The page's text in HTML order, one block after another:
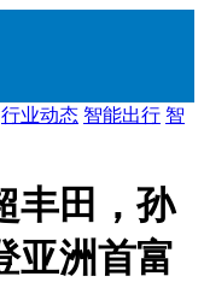
行业动态 智能出行 智
丰田，孙
亚洲首富